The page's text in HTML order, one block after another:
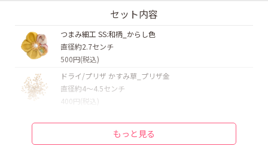
セット内容
つまみ細工 SS:和柄_からし色
直径約2.7センチ
500円(税込)
ドライ/プリザ かすみ草_プリザ金
直径約4〜4.5センチ
400円(税込)
直径約4〜4.5センチ
400円(税込)
もっと見る